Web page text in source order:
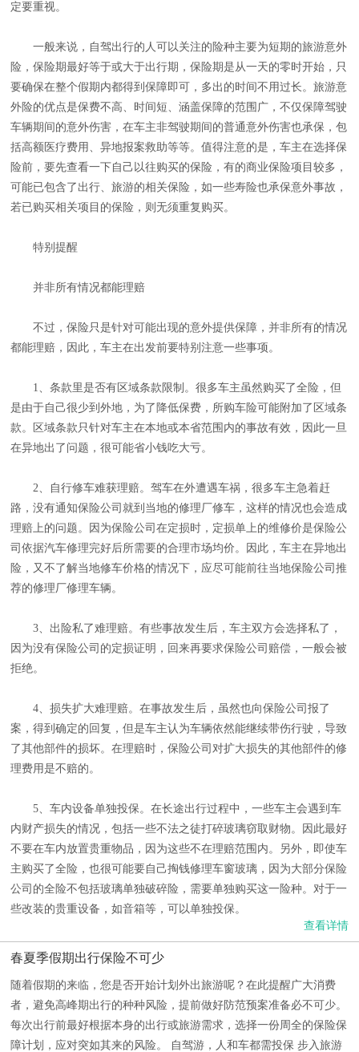
定要重视。
一般来说，自驾出行的人可以关注的险种主要为短期的旅游意外
险，保险期最好等于或大于出行期，保险期是从一天的零时开始，只
要确保在整个假期内都得到保障即可，多出的时间不用过长。旅游意
外险的优点是保费不高、时间短、涵盖保障的范围广，不仅保障驾驶
车辆期间的意外伤害，在车主非驾驶期间的普通意外伤害也承保，包
括高额医疗费用、异地报案救助等等。值得注意的是，车主在选择保
险前，要先查看一下自己以往购买的保险，有的商业保险项目较多，
可能已包含了出行、旅游的相关保险，如一些寿险也承保意外事故，
若已购买相关项目的保险，则无须重复购买。
特别提醒
并非所有情况都能理赔
不过，保险只是针对可能出现的意外提供保障，并非所有的情况
都能理赔，因此，车主在出发前要特别注意一些事项。
1、条款里是否有区域条款限制。很多车主虽然购买了全险，但
是由于自己很少到外地，为了降低保费，所购车险可能附加了区域条
款。区域条款只针对车主在本地或本省范围内的事故有效，因此一旦
在异地出了问题，很可能省小钱吃大亏。
2、自行修车难获理赔。驾车在外遭遇车祸，很多车主急着赶
路，没有通知保险公司就到当地的修理厂修车，这样的情况也会造成
理赔上的问题。因为保险公司在定损时，定损单上的维修价是保险公
司依据汽车修理完好后所需要的合理市场均价。因此，车主在异地出
险，又不了解当地修车价格的情况下，应尽可能前往当地保险公司推
荐的修理厂修理车辆。
3、出险私了难理赔。有些事故发生后，车主双方会选择私了，
因为没有保险公司的定损证明，回来再要求保险公司赔偿，一般会被
拒绝。
4、损失扩大难理赔。在事故发生后，虽然也向保险公司报了
案，得到确定的回复，但是车主认为车辆依然能继续带伤行驶，导致
了其他部件的损坏。在理赔时，保险公司对扩大损失的其他部件的修
理费用是不赔的。
5、车内设备单独投保。在长途出行过程中，一些车主会遇到车
内财产损失的情况，包括一些不法之徒打碎玻璃窃取财物。因此最好
不要在车内放置贵重物品，因为这些不在理赔范围内。另外，即使车
主购买了全险，也很可能要自己掏钱修理车窗玻璃，因为大部分保险
公司的全险不包括玻璃单独破碎险，需要单独购买这一险种。对于一
些改装的贵重设备，如音箱等，可以单独投保。
查看详情
春夏季假期出行保险不可少
随着假期的来临，您是否开始计划外出旅游呢？在此提醒广大消费
者，避免高峰期出行的种种风险，提前做好防范预案准备必不可少。
每次出行前最好根据本身的出行或旅游需求，选择一份周全的保险保
障计划，应对突如其来的风险。 自驾游，人和车都需投保 步入旅游